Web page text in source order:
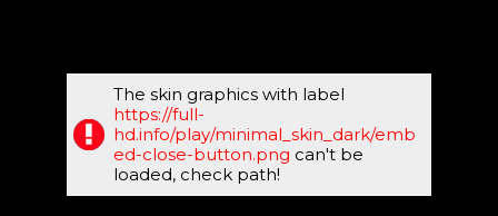
The skin graphics with label
https://full-
hd.info/play/minimal_skin_dark/emb
ed-close-button.png can't be
loaded, check path!